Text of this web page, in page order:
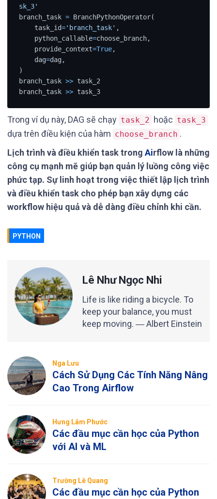
sk_3'
branch_task = BranchPythonOperator(
    task_id
='branch_task' ,
    python_callable
=choose_branch,
    provide_context
=True,
    dag
=dag,
)
branch_task >> task_2
branch_task >> task_3
Trong ví dụ này, DAG sẽ chạy task_2 hoặc task_3
dựa trên điều kiện của hàm choose_branch .
Lịch trình và điều khiển task trong Airflow là những
công cụ mạnh mẽ giúp bạn quản lý luồng công việc
phức tạp. Sự linh hoạt trong việc thiết lập lịch trình
và điều khiển task cho phép bạn xây dựng các
workflow hiệu quả và dễ dàng điều chỉnh khi cần.
PYTHON
Lê Như Ngọc Nhi
Life is like riding a bicycle. To
keep your balance, you must
keep moving. ― Albert Einstein
Nga Lưu
Cách Sử Dụng Các Tính Năng Nâng
Cao Trong Airflow
Hưng Lâm Phước
Các đầu mục cần học của Python
với AI và ML
Trường Lê Quang
Các đầu mục cần học của Python